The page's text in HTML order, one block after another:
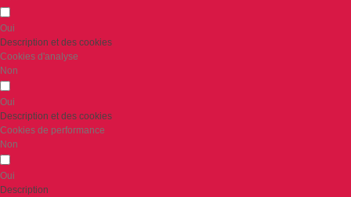
Oui
Description et des cookies
Cookies d'analyse
Non
Oui
Description et des cookies
Cookies de performance
Non
Oui
Description